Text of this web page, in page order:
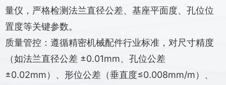
量仪，严格检测法兰直径公差、基座平面度、孔位位
置度等关键参数。
质量管控：遵循精密机械配件行业标准，对尺寸精度
（如法兰直径公差 ±0.01mm、孔位公差
±0.02mm）、形位公差（垂直度≤0.008mm/m）、